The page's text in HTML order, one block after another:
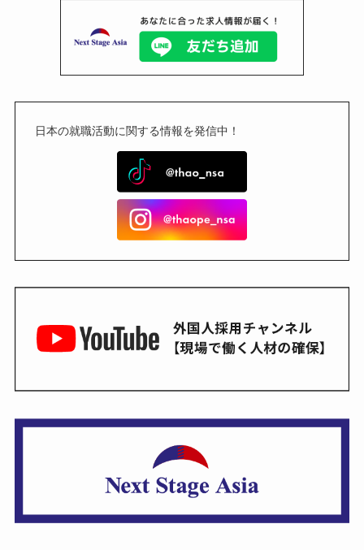
日本の就職活動に関する情報を発信中！